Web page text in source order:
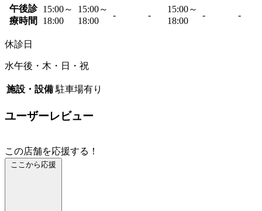
午後診
療時間
15:00～
18:00
15:00～
18:00
- -
15:00～
18:00
- -
休診日
水午後・木・日・祝
施設・設備 駐車場有り
ユーザーレビュー
この店舗を応援する！
ここから応援